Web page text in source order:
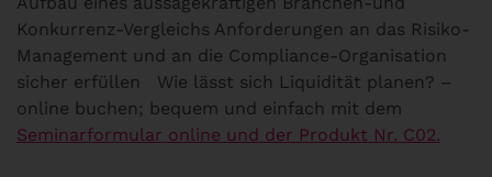
Konkurrenz-Vergleichs Anforderungen an das Risiko-
Management und an die Compliance-Organisation
sicher erfüllen Wie lässt sich Liquidität planen? –
online buchen; bequem und einfach mit dem
Seminarformular online und der Produkt Nr. C02.